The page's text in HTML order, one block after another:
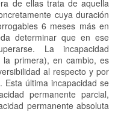
de ellas trata de aquella
cuya duración
6 meses más en
determinar que en ese
La incapacidad
primera), en cambio, es
al respecto y por
última incapacidad se
permanente parcial,
permanente absoluta